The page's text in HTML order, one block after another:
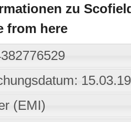
zu
from here
(EMI)